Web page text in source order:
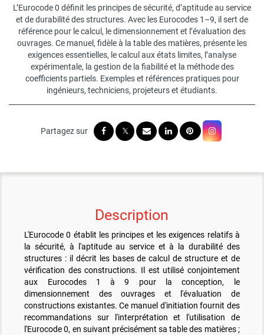
L’Eurocode 0 définit les principes de sécurité, d’aptitude au service
et de durabilité des structures. Avec les Eurocodes 1–9, il sert de
référence pour le calcul, le dimensionnement et l’évaluation des
ouvrages. Ce manuel, fidèle à la table des matières, présente les
exigences essentielles, le calcul aux états limites, l’analyse
expérimentale, la gestion de la fiabilité et la méthode des
coefficients partiels. Exemples et références pratiques pour
ingénieurs, techniciens, projeteurs et étudiants.
Description
L'Eurocode 0 établit les principes et les exigences relatifs à
la sécurité, à l'aptitude au service et à la durabilité des
structures : il décrit les bases de calcul de structure et de
vérification des constructions. Il est utilisé conjointement
aux Eurocodes 1 à 9 pour la conception, le
dimensionnement des ouvrages et l'évaluation de
constructions existantes. Ce manuel d'initiation fournit des
recommandations sur l'interprétation et l'utilisation de
l'Eurocode 0, en suivant précisément sa table des matières ;